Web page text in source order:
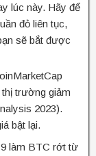
lúc này. Hãy để
đỏ liên tục,
sẽ bắt được
trường giảm
2023).
bật lại.
làm BTC rớt từ